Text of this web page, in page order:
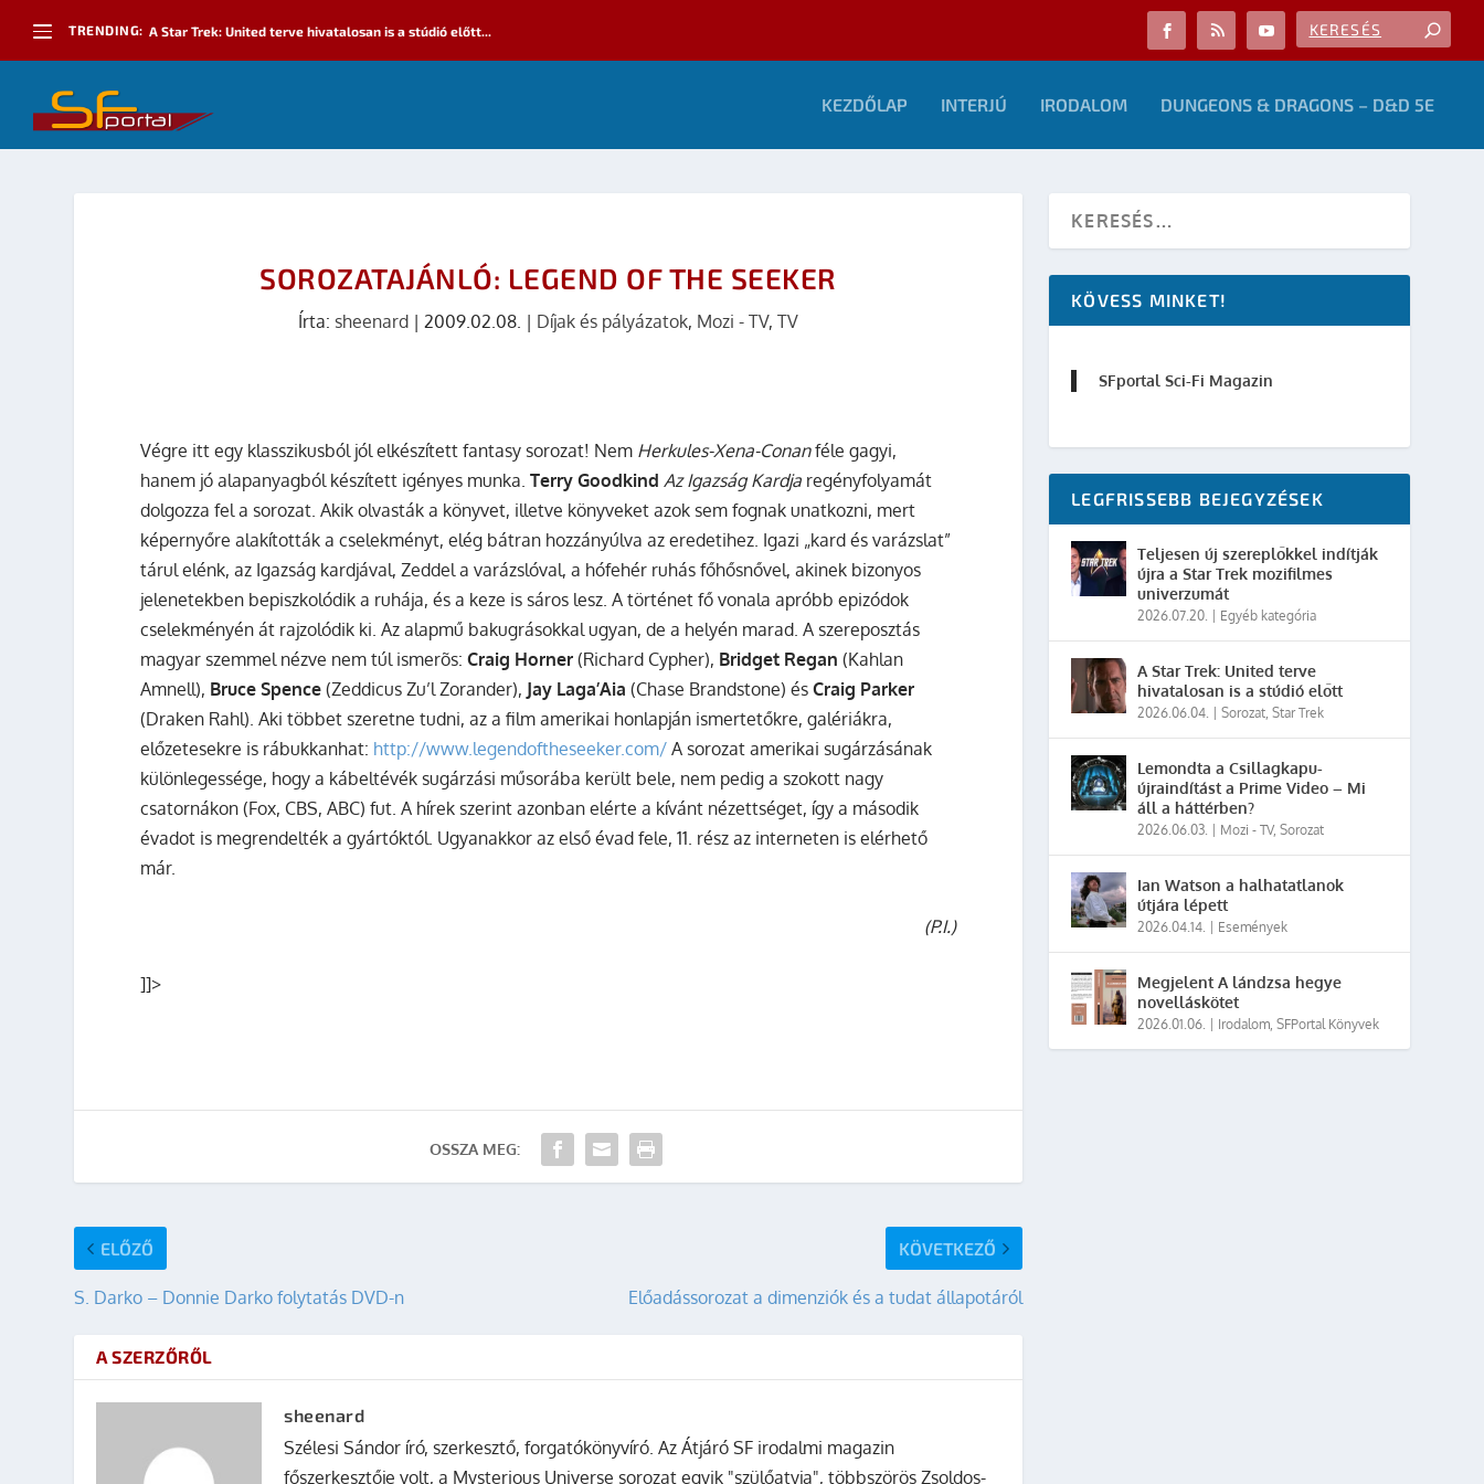
TRENDING: A Star Trek: United terve hivatalosan is a stúdió előtt...
KEZDŐLAP INTERJÚ IRODALOM DUNGEONS & DRAGONS – D&D 5E
SOROZATAJÁNLÓ: LEGEND OF THE SEEKER
Írta:sheenard |2009.02.08. | Díjak és pályázatok, Mozi - TV,TV
Végre itt egy klasszikusból jól elkészített fantasy sorozat! Nem Herkules-Xena-Conanféle gagyi,
hanem jó alapanyagból készített igényes munka.Terry Goodkind Az Igazság Kardja regényfolyamát
dolgozza fel a sorozat. Akik olvasták a könyvet, illetve könyveket azok sem fognak unatkozni, mert
képernyőre alakították a cselekményt, elég bátran hozzányúlva az eredetihez. Igazi „kard és varázslat”
tárul elénk, az Igazság kardjával, Zeddel a varázslóval, a hófehér ruhás főhősnővel, akinek bizonyos
jelenetekben bepiszkolódik a ruhája, és a keze is sáros lesz. A történet fő vonala apróbb epizódok
cselekményén át rajzolódik ki. Az alapmű bakugrásokkal ugyan, de a helyén marad.A szereposztás
magyar szemmel nézve nem túl ismerõs:Craig Horner (Richard Cypher), Bridget Regan(Kahlan
Amnell), Bruce Spence(Zeddicus Zu’l Zorander), Jay Laga’Aia (Chase Brandstone) és Craig Parker
(Draken Rahl). Aki többet szeretne tudni, az a film amerikai honlapján ismertetőkre, galériákra,
előzetesekre is rábukkanhat: http://www.legendoftheseeker.com/ A sorozat amerikai sugárzásának
különlegessége, hogy a kábeltévék sugárzási műsorába került bele, nem pedig a szokott nagy
csatornákon (Fox, CBS, ABC) fut. A hírek szerint azonban elérte a kívánt nézettséget, így a második
évadot is megrendelték a gyártóktól. Ugyanakkor az első évad fele, 11. rész az interneten is elérhető
már.
(P.I.)
]]>
OSSZA MEG:
ELŐZŐ
S. Darko – Donnie Darko folytatás DVD-n
KÖVETKEZŐ
Előadássorozat a dimenziók és a tudat állapotáról
A SZERZŐRŐL
sheenard
Szélesi Sándor író, szerkesztő, forgatókönyvíró. Az Átjáró SF irodalmi magazin
főszerkesztője volt, a Mysterious Universe sorozat egyik "szülőatyja", többszörös Zsoldos-
KÖVESS MINKET!
SFportal Sci-Fi Magazin
LEGFRISSEBB BEJEGYZÉSEK
Teljesen új szereplőkkel indítják
újra a Star Trek mozifilmes
univerzumát
2026.07.20. Egyéb kategória
A Star Trek: United terve
hivatalosan is a stúdió előtt
2026.06.04. |Sorozat,Star Trek
Lemondta a Csillagkapu-
újraindítást a Prime Video – Mi
áll a háttérben?
2026.06.03. Mozi - TV,Sorozat
Ian Watson a halhatatlanok
útjára lépett
2026.04.14. Események
Megjelent A lándzsa hegye
novelláskötet
2026.01.06. Irodalom,SFPortal Könyvek